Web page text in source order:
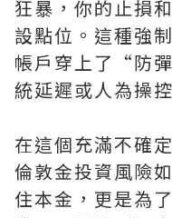
狂暴，你的止損
設點位。這種強
帳戶穿上了“防
統延遲或人為操
在這個充滿不確
倫敦金投資風險
住本金，更是為